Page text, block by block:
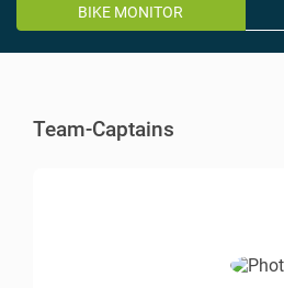
BIKE MONITOR
Team-Captains